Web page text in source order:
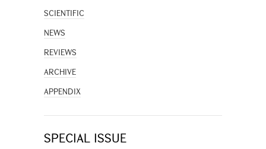
SCIENTIFIC
NEWS
REVIEWS
ARCHIVE
APPENDIX
SPECIAL ISSUE